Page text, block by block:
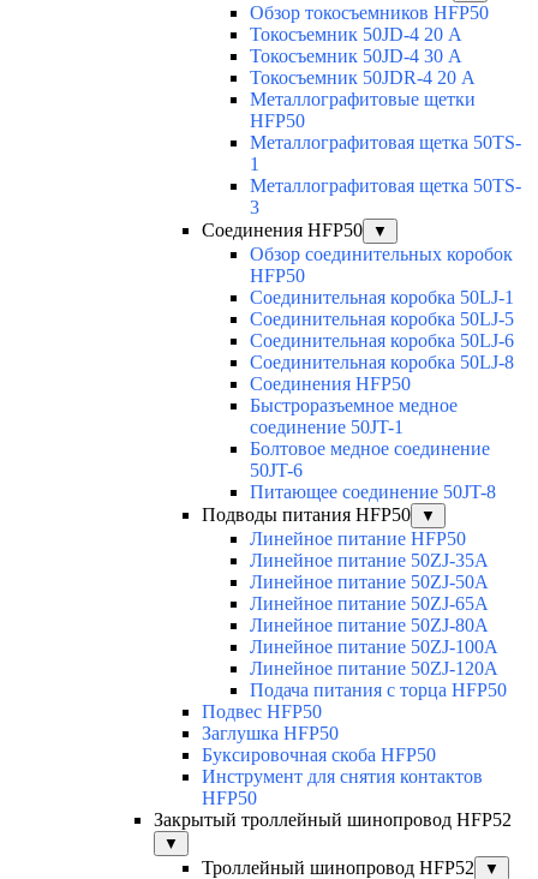
Обзор токосъемников HFP50
Токосъемник 50JD-4 20 А
Токосъемник 50JD-4 30 А
Токосъемник 50JDR-4 20 А
Металлографитовые щетки
HFP50
Металлографитовая щетка 50TS-
1
Металлографитовая щетка 50TS-
3
Соединения HFP50
▼
Обзор соединительных коробок
HFP50
Соединительная коробка 50LJ-1
Соединительная коробка 50LJ-5
Соединительная коробка 50LJ-6
Соединительная коробка 50LJ-8
Соединения HFP50
Быстроразъемное медное
соединение 50JT-1
Болтовое медное соединение
50JT-6
Питающее соединение 50JT-8
Подводы питания HFP50
▼
Линейное питание HFP50
Линейное питание 50ZJ-35A
Линейное питание 50ZJ-50A
Линейное питание 50ZJ-65A
Линейное питание 50ZJ-80A
Линейное питание 50ZJ-100A
Линейное питание 50ZJ-120A
Подача питания с торца HFP50
Подвес HFP50
Заглушка HFP50
Буксировочная скоба HFP50
Инструмент для снятия контактов
HFP50
Закрытый троллейный шинопровод HFP52
▼
Троллейный шинопровод HFP52 ▼